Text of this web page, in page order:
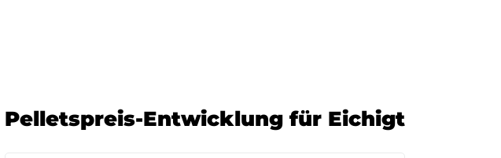
Pelletspreis-Entwicklung für Eichigt